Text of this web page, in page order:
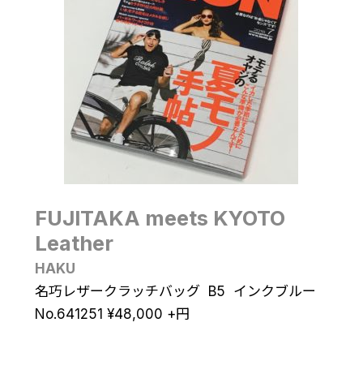
FUJITAKA meets KYOTO
Leather
HAKU
名巧レザークラッチバッグ B5 インクブルー
No.641251 ¥48,000 +円